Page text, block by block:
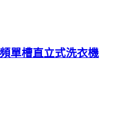
單槽直立式洗衣機